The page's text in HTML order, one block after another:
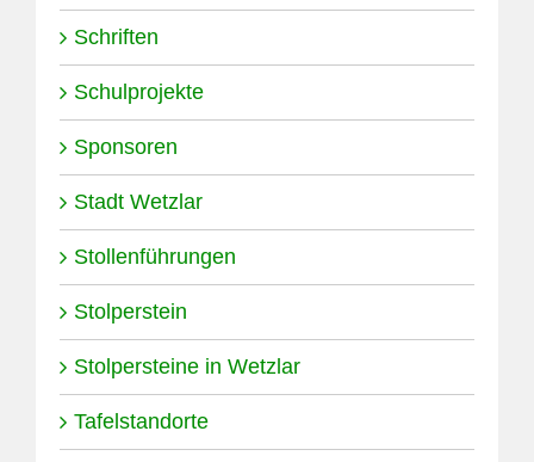
Schriften
Schulprojekte
Sponsoren
Stadt Wetzlar
Stollenführungen
Stolperstein
Stolpersteine in Wetzlar
Tafelstandorte